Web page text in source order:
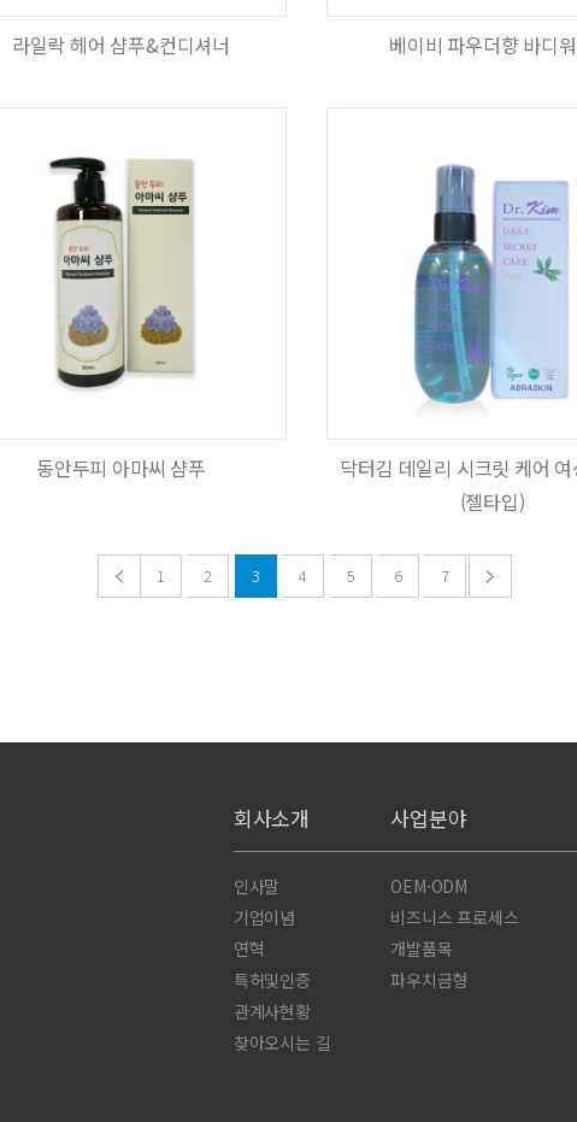
라일락 헤어 샴푸&컨디셔너 베이비 파우더향 바디
동안두피 아마씨 샴푸
닥터김 데일리 시크릿 케어
(젤타입)
1 2 3 4 5 6 7
회사소개
인사말
기업이념
연혁
특허및인증
관계사현황
찾아오시는 길
사업분야
OEM·ODM
비즈니스 프로세스
개발품목
파우치금형